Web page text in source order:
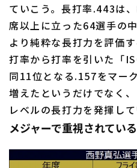
ていこう。長打率.443は
席以上に立った64選手の
より純粋な長打力を評価
打率から打率を引いた「
同11位となる.157をマー
増えたというだけでなく
レベルの長打力を発揮して
メジャーで重視されてい